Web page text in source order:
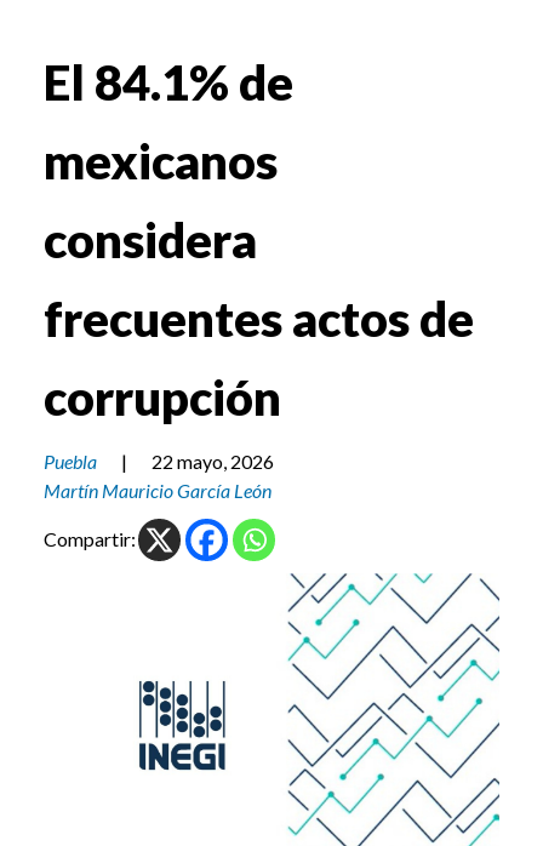
El 84.1% de
mexicanos
considera
frecuentes actos de
corrupción
Puebla |
22 mayo, 2026
Martín Mauricio García León
Compartir: